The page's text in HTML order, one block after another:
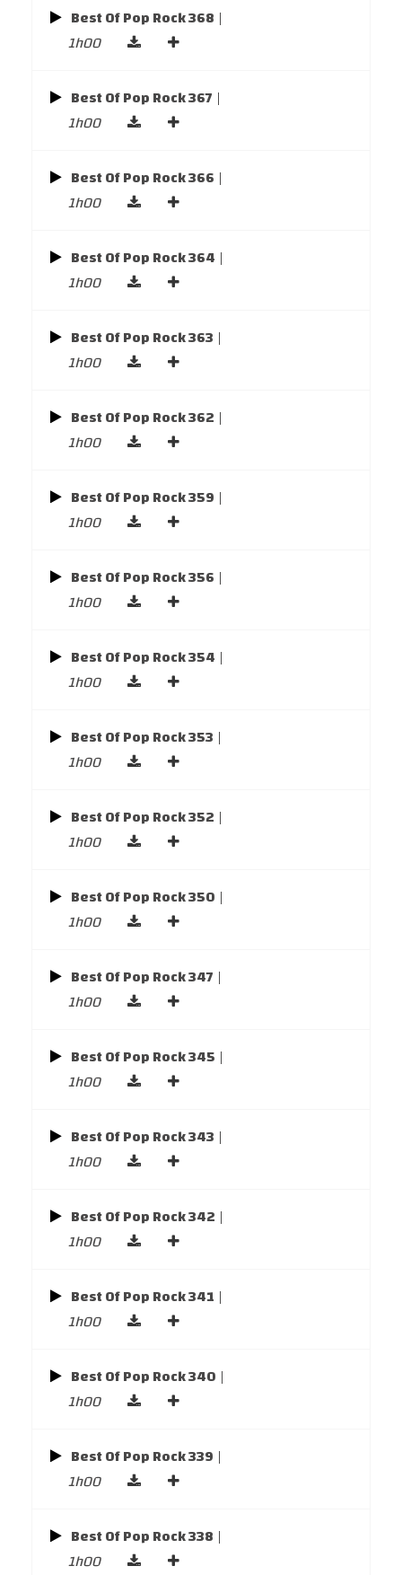
Best Of Pop Rock 368 |
1h00
Best Of Pop Rock 367 |
1h00
Best Of Pop Rock 366 |
1h00
Best Of Pop Rock 364 |
1h00
Best Of Pop Rock 363 |
1h00
Best Of Pop Rock 362 |
1h00
Best Of Pop Rock 359 |
1h00
Best Of Pop Rock 356 |
1h00
Best Of Pop Rock 354 |
1h00
Best Of Pop Rock 353 |
1h00
Best Of Pop Rock 352 |
1h00
Best Of Pop Rock 350 |
1h00
Best Of Pop Rock 347 |
1h00
Best Of Pop Rock 345 |
1h00
Best Of Pop Rock 343 |
1h00
Best Of Pop Rock 342 |
1h00
Best Of Pop Rock 341 |
1h00
Best Of Pop Rock 340 |
1h00
Best Of Pop Rock 339 |
1h00
Best Of Pop Rock 338 |
1h00